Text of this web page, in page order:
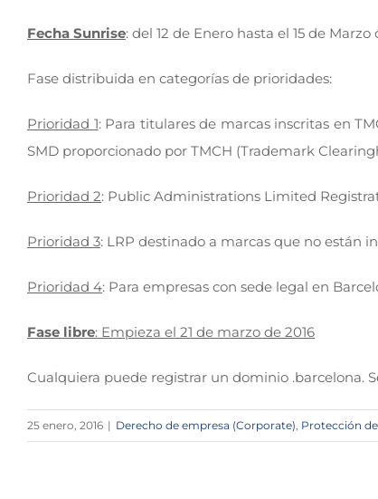
Fecha Sunrise: del 12 de Enero hasta el 15 de Marzo
Fase distribuida en categorías de prioridades:
Prioridad 1: Para titulares de marcas inscritas en
SMD proporcionado por TMCH (Trademark
Prioridad 2: Public Administrations Limited
Prioridad 3: LRP destinado a marcas que no están
Prioridad 4: Para empresas con sede legal en
Fase libre: Empieza el 21 de marzo de 2016
Cualquiera puede registrar un dominio .barcelona.
25 enero, 2016 | Derecho de empresa (Corporate), Protección